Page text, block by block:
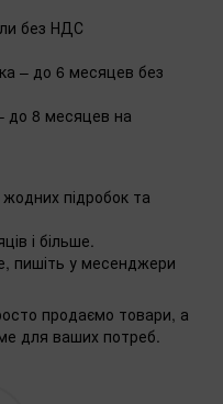
без НДС
– до 6 месяцев без
до 8 месяцев на
жодних підробок та
і більше.
пишіть у месенджери
продаємо товари, а
для ваших потреб.